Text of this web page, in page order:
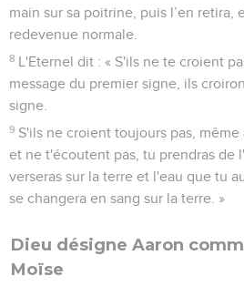
main sur sa poitrine, puis l’en retira,
redevenue normale.
8 L'Eternel dit : « S'ils ne te croient
message du premier signe, ils
signe.
9 S'ils ne croient toujours pas, même
et ne t'écoutent pas, tu prendras de
verseras sur la terre et l'eau que tu
se changera en sang sur la terre. »
Dieu désigne Aaron
Moïse